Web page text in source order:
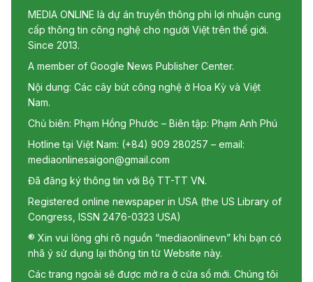
MEDIA ONLINE là dự án truyền thông phi lợi nhuận cung
cấp thông tin công nghệ cho người Việt trên thế giới.
Since 2013.
A member of Google News Publisher Center.
Nội dung: Các cây bút công nghệ ở Hoa Kỳ và Việt
Nam.
Chủ biên: Phạm Hồng Phước – Biên tập: Phạm Anh Phú
Hotline tại Việt Nam: (+84) 909 280257 – email:
mediaonlinesaigon@gmail.com
Đã đăng ký thông tin với Bộ TT-TT VN.
Registered online newspaper in USA (the US Library of
Congress, ISSN 2476-0323 USA)
® Xin vui lòng ghi rõ nguồn “mediaonlinevn” khi bạn có
nhã ý sử dụng lại thông tin từ Website này.
Các trang ngoài sẽ được mở ra ở cửa sổ mới. Chúng tôi